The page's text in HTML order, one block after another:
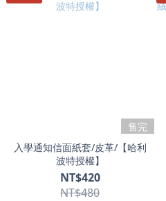
售完
入學通知信面紙套/皮革/【哈利
波特授權】
NT$420
NT$480